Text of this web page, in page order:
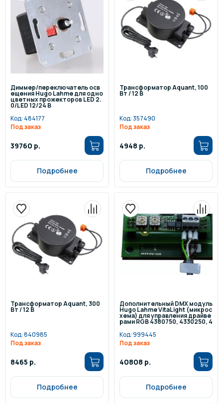
Диммер/переключатель осв
ещения Hugo Lahme для одно
цветных прожекторов LED 2.
0/LED 12/24 В
Код: 484177
Под заказ
39760 р.
Подробнее
Трансформатор Aquant, 100
Вт / 12 В
Код:357490
Под заказ
4948 р.
Подробнее
Трансформатор Aquant, 300
Вт / 12 В
Код:840985
Под заказ
8465 р.
Подробнее
Дополнительный DMX модуль
Hugo Lahme VitaLight (микрос
хема) для управления драйве
рами RGB 4380750, 4330250, 4
0600150
Код:999445
Под заказ
40808 р.
Подробнее